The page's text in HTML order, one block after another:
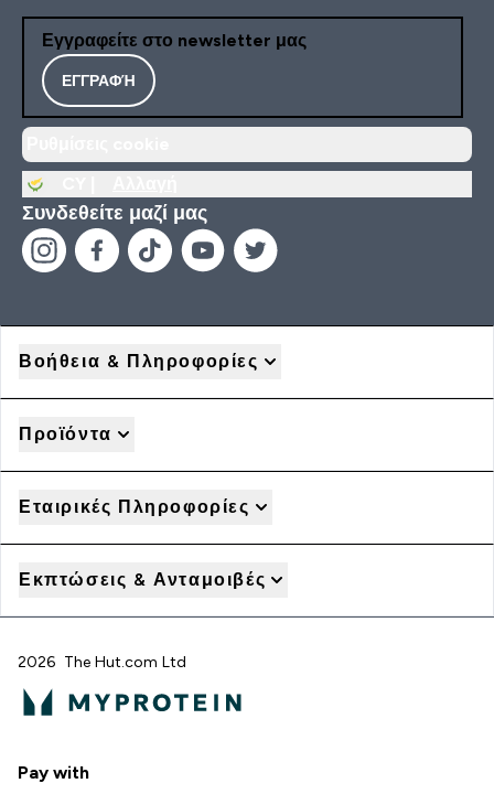
Εγγραφείτε στο newsletter μας
ΕΓΓΡΑΦΉ
Συνδεθείτε μαζί μας
Βοήθεια & Πληροφορίες
Προϊόντα
Εταιρικές Πληροφορίες
Εκπτώσεις & Ανταμοιβές
2026 The Hut.com Ltd
Pay with